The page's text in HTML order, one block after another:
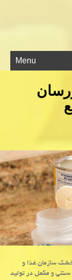
Menu
سازمان غذا و
سنتی و مکمل در تولید